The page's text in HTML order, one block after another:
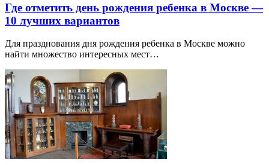
Где отметить день рождения ребенка в Москве —
10 лучших вариантов
Для празднования дня рождения ребенка в Москве можно
найти множество интересных мест…